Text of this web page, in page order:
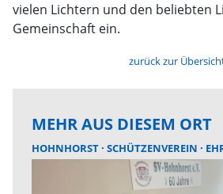
vielen Lichtern und den beliebten
Gemeinschaft ein.
zurück zur
MEHR AUS DIESEM ORT
HOHNHORST SCHÜTZENVEREIN